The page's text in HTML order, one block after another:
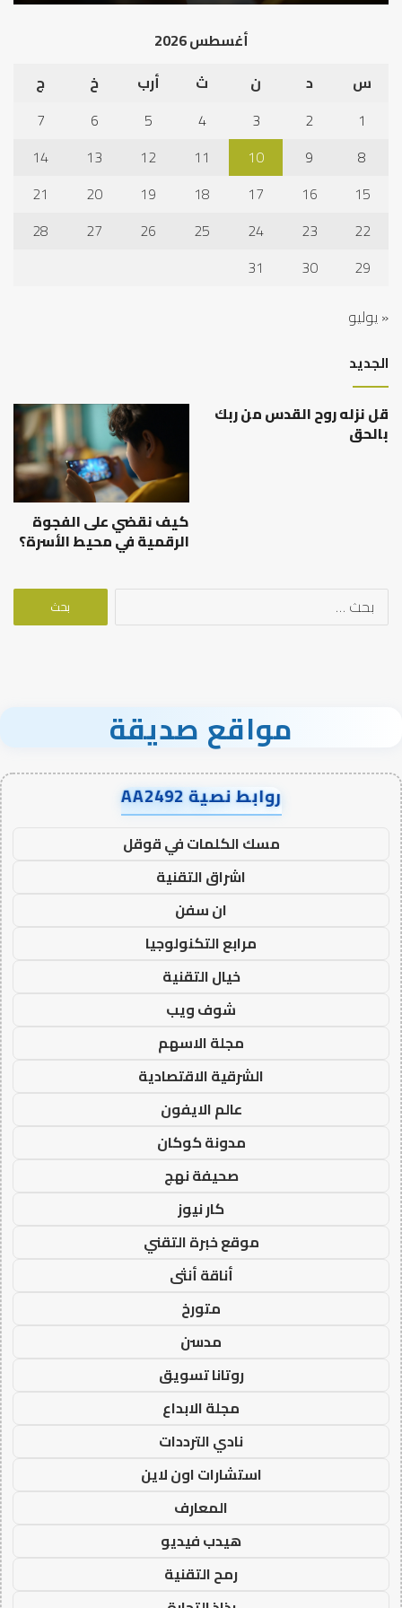
أغسطس 2026
س
د ن ث أرب خ
ج
1
2
3
4
5
6
7
8
9
10
11
12
13
14
15
16
17
18
19
20
21
22
23
24
25
26
27
28
29
30
31
« يوليو
الجديد
قل نزله روح القدس من ربك
بالحق
كيف نقضي على الفجوة
الرقمية في محيط الأسرة؟
البحث
مواقع صديقة
روابط نصية AA2492
مسك الكلمات في قوقل
اشراق التقنية
ان سفن
مرابع التكنولوجيا
خيال التقنية
شوف ويب
مجلة الاسهم
الشرقية الاقتصادية
عالم الايفون
مدونة كوكان
صحيفة نهج
كار نيوز
موقع خبرة التقني
أناقة أنثى
متورخ
مدسن
روتانا تسويق
مجلة الابداع
نادي الترددات
استشارات اون لاين
المعارف
هيدب فيديو
رمح التقنية